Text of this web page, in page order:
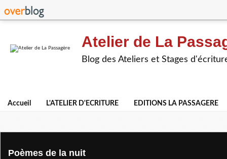
Atelier de La
Blog des Ateliers et Stages
Accueil L'ATELIER D'ECRITURE EDITIONS LA PASSAGERE
Poèmes de la nuit